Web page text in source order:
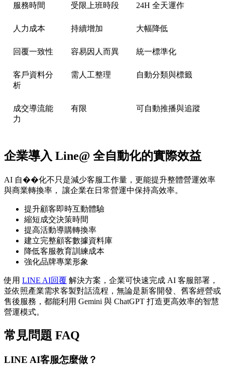
服務時間 受限上班時段 24H 全天運作
人力成本 持續增加 大幅降低
回覆一致性 容易因人而異 統一標準化
客戶資料分
析
需人工整理 自動分類與標籤
成交導流能
力
有限 可自動推播與追蹤
企業導入 Line@ 全自動化的實際效益
AI 自��化不只是減少客服工作量，更能提升整體營運效率
與商業轉換率， 讓企業在日常營運中保持高效率。
提升顧客即時互動體驗
縮短成交決策時間
提高活動導購轉換率
建立完整顧客數據資料庫
降低客服教育訓練成本
強化品牌專業形象
使用 LINE AI回覆 解決方案，企業可快速完成 AI 客服部署，
並依照產業需求客製對話流程，無論是新客開發、舊客經營或
售後服務，都能利用 Gemini 與 ChatGPT 打造更高效率的智慧
營運模式。
常見問題 FAQ
LINE AI客服怎麼做？